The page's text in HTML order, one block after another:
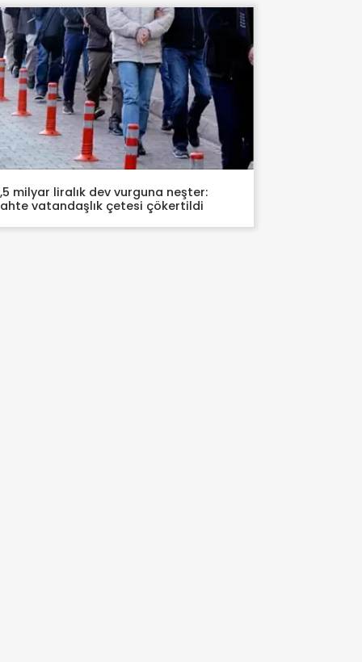
milyar liralık dev vurguna neşter:
vatandaşlık çetesi çökertildi